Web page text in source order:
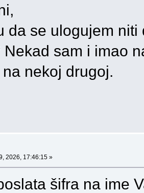
da se ulogujem
Nekad sam i imao
nekoj drugoj.
2026, 17:46:15 »
šifra na ime